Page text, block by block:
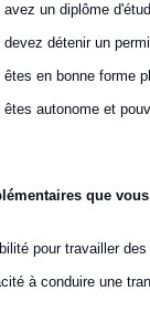
avez un diplôme
devez détenir un
êtes en bonne forme
êtes autonome et
que
pour travailler
à conduire une